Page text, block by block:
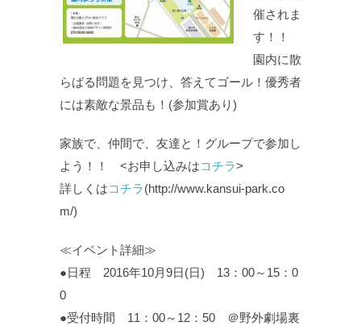
催されま
す！！
園内に散
らばる問題を見つけ、答えてゴール！優秀者
には素敵な景品も！(参加賞あり)
家族で、仲間で、友達と！グループで参加し
よう！！ <お申し込みはコチラ>
詳しくはコチラ(http://www.kansui-park.co
m/)
≪イベント詳細≫
●日程 2016年10月9日(日) 13：00～15：0
0
●受付時間 11：00～12：50 ＠野外劇場裏